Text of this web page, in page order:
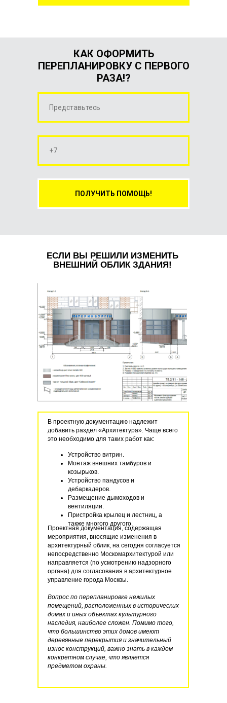
ПОЛУЧИТЬ ПОМОЩЬ!
КАК ОФОРМИТЬ
ПЕРЕПЛАНИРОВКУ С ПЕРВОГО
РАЗА!?
В проектную документацию надлежит
добавить раздел «Архитектура». Чаще всего
это необходимо для таких работ как:
ЕСЛИ ВЫ РЕШИЛИ ИЗМЕНИТЬ
ВНЕШНИЙ ОБЛИК ЗДАНИЯ!
Устройство витрин.
Монтаж внешних тамбуров и
козырьков.
Устройство пандусов и
дебаркадеров.
Размещение дымоходов и
вентиляции.
Пристройка крылец и лестниц, а
также многого другого.
Проектная документация, содержащая
мероприятия, вносящие изменения в
архитектурный облик, на сегодня согласуется
непосредственно Москомархитектурой или
направляется (по усмотрению надзорного
органа) для согласования в архитектурное
управление города Москвы.
Вопрос по перепланировке нежилых
помещений, расположенных в исторических
домах и иных объектах культурного
наследия, наиболее сложен. Помимо того,
что большинство этих домов имеют
деревянные перекрытия и значительный
износ конструкций, важно знать в каждом
конкретном случае, что является
предметом охраны.